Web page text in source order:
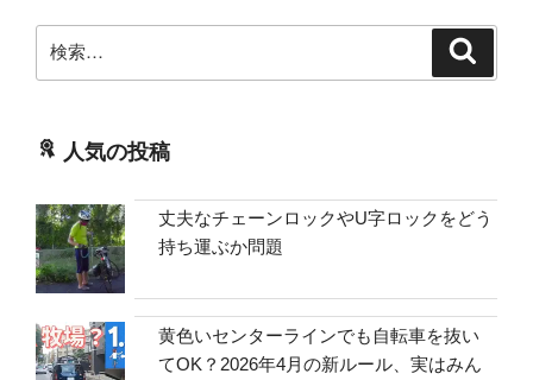
索:
人気の投稿
丈夫なチェーンロックやU字ロックをどう
持ち運ぶか問題
黄色いセンターラインでも自転車を抜い
てOK？2026年4月の新ルール、実はみん